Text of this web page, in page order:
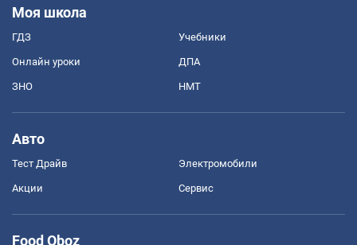
Моя школа
ГДЗ Учебники
Онлайн уроки ДПА
ЗНО НМТ
Авто
Тест Драйв Электромобили
Акции Сервис
Food Oboz